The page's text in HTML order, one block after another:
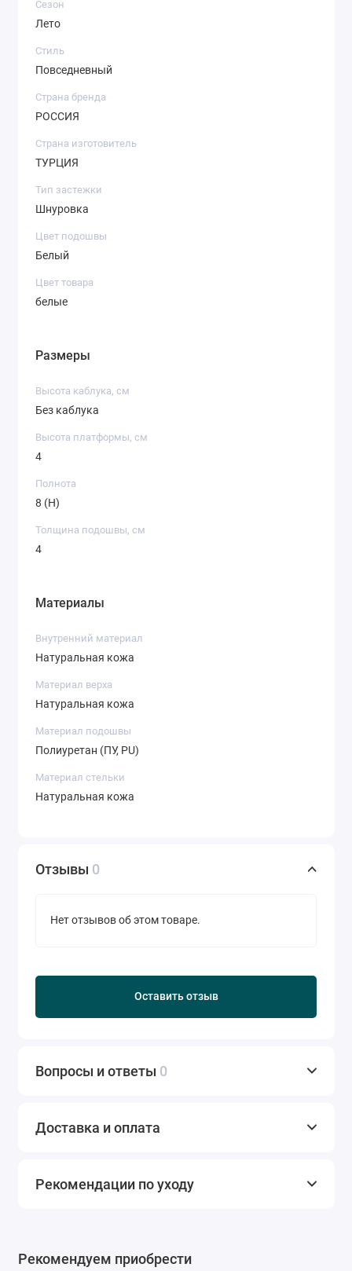
Сезон
Лето
Стиль
Повседневный
Страна бренда
РОССИЯ
Страна изготовитель
ТУРЦИЯ
Тип застежки
Шнуровка
Цвет подошвы
Белый
Цвет товара
белые
Размеры
Высота каблука, см
Без каблука
Высота платформы, см
4
Полнота
8 (H)
Толщина подошвы, см
4
Материалы
Внутренний материал
Натуральная кожа
Материал верха
Натуральная кожа
Материал подошвы
Полиуретан (ПУ, PU)
Материал стельки
Натуральная кожа
Отзывы 0
Нет отзывов об этом товаре.
Оставить отзыв
Вопросы и ответы 0
Доставка и оплата
Рекомендации по уходу
Рекомендуем приобрести